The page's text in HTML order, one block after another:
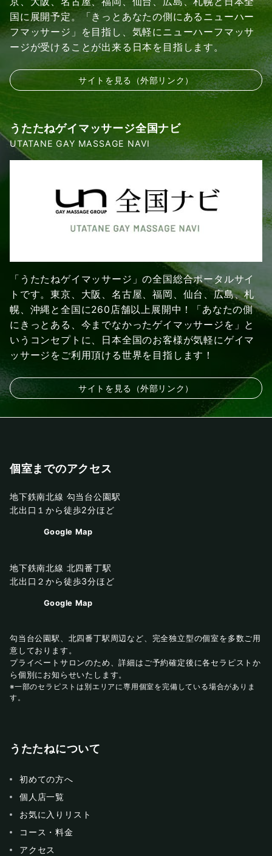
国に展開予定。「きっとあなたの側にあるニューハー
フマッサージ」を目指し、気軽にニューハーフマッサ
ージが受けることが出来る日本を目指します。
サイトを見る（外部リンク）
うたたねゲイマッサージ全国ナビ
UTATANE GAY MASSAGE NAVI
「うたたねゲイマッサージ」の全国総合ポータルサイ
トです。東京、大阪、名古屋、福岡、仙台、広島、札
幌、沖縄と全国に260店舗以上展開中！「あなたの側
にきっとある、今までなかったゲイマッサージを」と
いうコンセプトに、日本全国のお客様が気軽にゲイマ
ッサージをご利用頂ける世界を目指します！
サイトを見る（外部リンク）
個室までのアクセス
地下鉄南北線 勾当台公園駅
北出口１から徒歩2分ほど
Google Map
地下鉄南北線 北四番丁駅
北出口２から徒歩3分ほど
Google Map
勾当台公園駅、北四番丁駅周辺など、完全独立型の個室を多数ご用
意しております。
プライベートサロンのため、詳細はご予約確定後に各セラピストか
ら個別にお知らせいたします。
※一部のセラピストは別エリアに専用個室を完備している場合がありま
す。
うたたねについて
初めての方へ
個人店一覧
お気に入りリスト
コース・料金
アクセス